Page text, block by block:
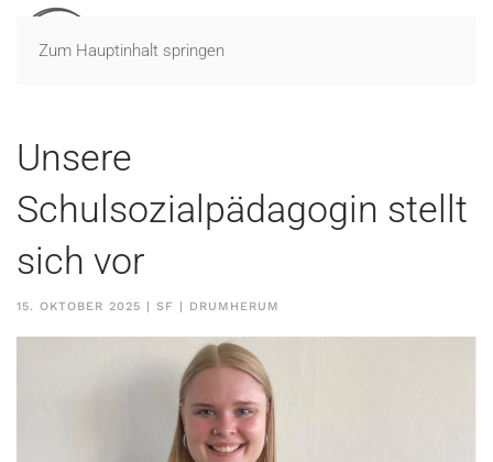
Zum Hauptinhalt springen
Unsere
Schulsozialpädagogin stellt
sich vor
15. OKTOBER 2025 | SF | DRUMHERUM